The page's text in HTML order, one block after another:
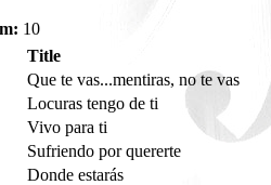
10
Title
Que te vas...mentiras, no te vas
Locuras tengo de ti
Vivo para ti
Sufriendo por quererte
Donde estarás